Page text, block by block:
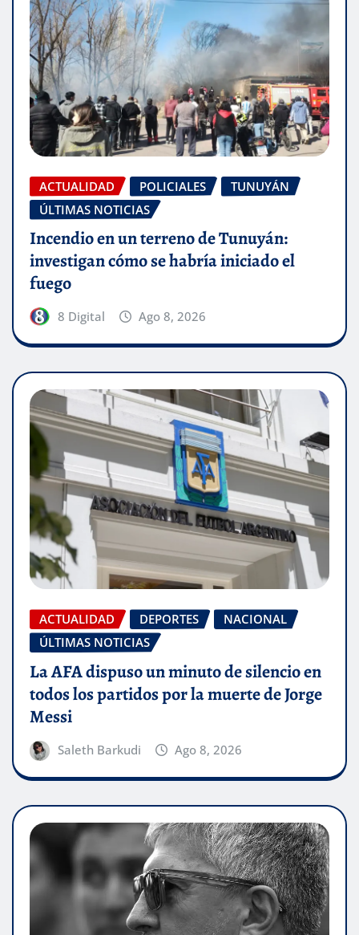
ACTUALIDAD POLICIALES
TUNUYÁN
ÚLTIMAS NOTICIAS
Incendio en un terreno de Tunuyán:
investigan cómo se habría iniciado el
fuego
8 Digital Ago 8, 2026
ACTUALIDAD DEPORTES
NACIONAL
ÚLTIMAS NOTICIAS
La AFA dispuso un minuto de silencio en
todos los partidos por la muerte de Jorge
Messi
Saleth Barkudi Ago 8, 2026